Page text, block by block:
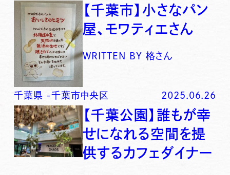
【千葉市】小さなパン
屋、モワティエさん
WRITTEN BY 格さん
千葉県 -千葉市中央区 2025.06.26
【千葉公園】誰もが幸
せになれる空間を提
供するカフェダイナー